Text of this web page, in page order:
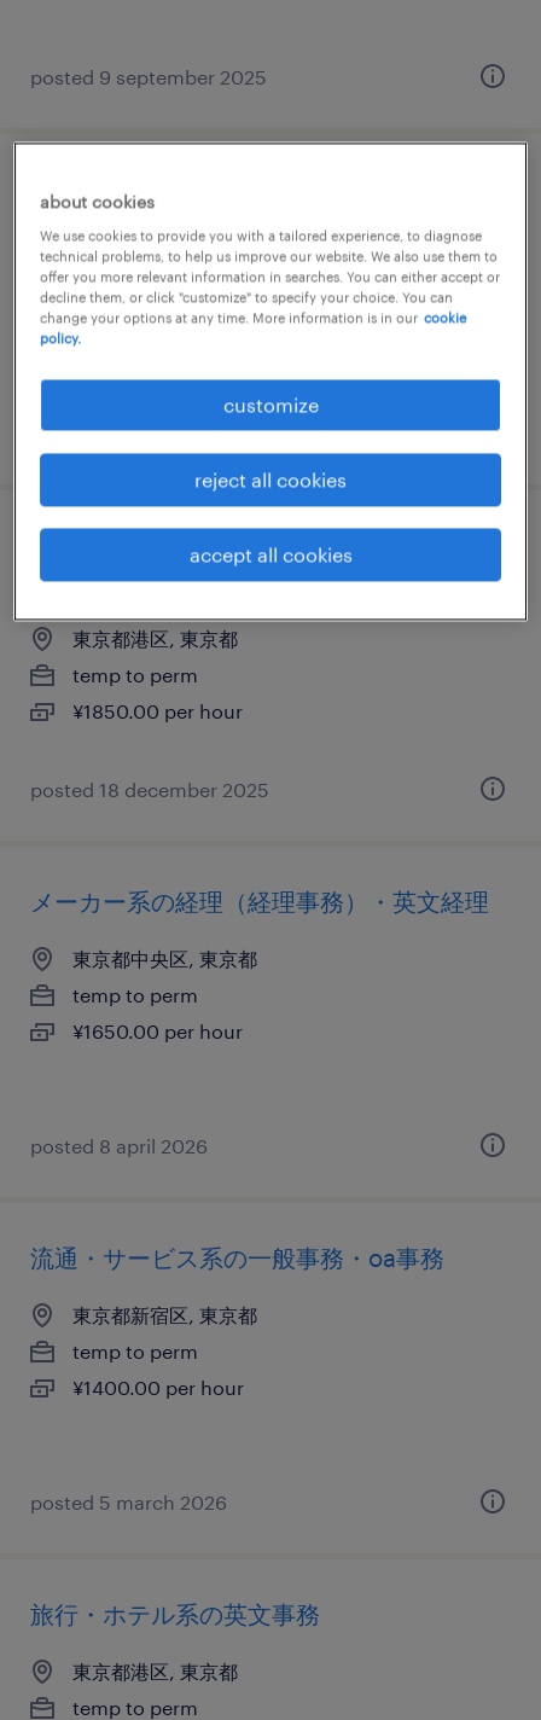
posted 9 september 2025
it・web系の営業・企画営業・ラウンダー
東京都千代田区, 東京都
temp to perm
¥1700.00 per hour
posted 28 august 2025
メーカー系／住宅・インテリア系の営業事
務
東京都港区, 東京都
temp to perm
¥1850.00 per hour
posted 18 december 2025
メーカー系の経理（経理事務）・英文経理
東京都中央区, 東京都
temp to perm
¥1650.00 per hour
posted 8 april 2026
流通・サービス系の一般事務・oa事務
東京都新宿区, 東京都
temp to perm
¥1400.00 per hour
posted 5 march 2026
旅行・ホテル系の英文事務
東京都港区, 東京都
temp to perm
about cookies
We use cookies to provide you with a tailored experience, to diagnose
technical problems, to help us improve our website. We also use them to
offer you more relevant information in searches. You can either accept or
decline them, or click "customize" to specify your choice. You can
change your options at any time. More information is in our cookie
policy.
customize
reject all cookies
accept all cookies